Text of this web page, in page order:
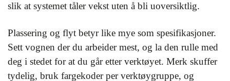
slik at systemet tåler vekst uten å bli uoversiktlig.
Plassering og flyt betyr like mye som spesifikasjoner.
Sett vognen der du arbeider mest, og la den rulle med
deg i stedet for at du går etter verktøyet. Merk skuffer
tydelig, bruk fargekoder per verktøygruppe, og